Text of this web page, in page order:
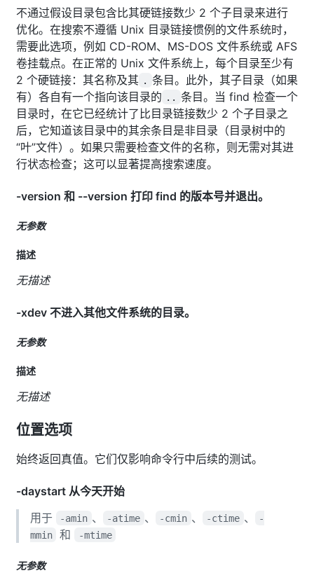
不通过假设目录包含比其硬链接数少 2 个子目录来进行
优化。在搜索不遵循 Unix 目录链接惯例的文件系统时，
需要此选项，例如 CD-ROM、MS-DOS 文件系统或 AFS
卷挂载点。在正常的 Unix 文件系统上，每个目录至少有
2 个硬链接：其名称及其 . 条目。此外，其子目录（如果
有）各自有一个指向该目录的 .. 条目。当 find 检查一个
目录时，在它已经统计了比目录链接数少 2 个子目录之
后，它知道该目录中的其余条目是非目录（目录树中的
“叶”文件）。如果只需要检查文件的名称，则无需对其进
行状态检查；这可以显著提高搜索速度。
-version 和 --version 打印 find 的版本号并退出。
无参数
描述
无描述
-xdev 不进入其他文件系统的目录。
无参数
描述
无描述
位置选项
始终返回真值。它们仅影响命令行中后续的测试。
-daystart 从今天开始
用于
-amin 、 -atime 、 -cmin 、 -ctime 、
-
mmin
和 -mtime
无参数